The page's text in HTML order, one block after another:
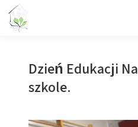
treści
Dzień Edukacji
szkole.